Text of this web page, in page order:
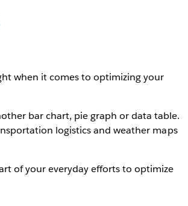
when it comes to optimizing your
bar chart, pie graph or data table.
logistics and weather maps
of your everyday efforts to optimize